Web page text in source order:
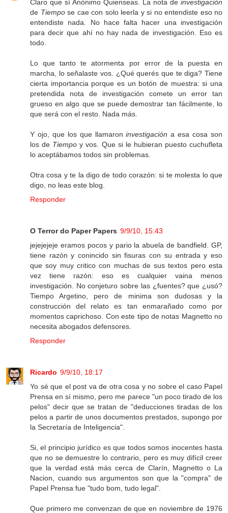
Claro que sí Anónimo Quienseas. La nota de investigación
de Tiempose cae con solo leerla y si no entendiste eso no
entendiste nada. No hace falta hacer una investigación
para decir que ahí no hay nada de investigación. Eso es
todo.
Lo que tanto te atormenta por error de la puesta en
marcha, lo señalaste vos. ¿Qué querés que te diga? Tiene
cierta importancia porque es un botón de muestra: si una
pretendida nota de investigación comete un error tan
grueso en algo que se puede demostrar tan fácilmente, lo
que será con el resto. Nada más.
Y ojo, que los que llamaroninvestigación a esa cosa son
los de Tiempo y vos. Que si le hubieran puesto cuchufleta
lo aceptábamos todos sin problemas.
Otra cosa y te la digo de todo corazón: si te molesta lo que
digo, no leas este blog.
Responder
O Terror do Paper Papers 9/9/10, 15:43
jejejejeje eramos pocos y pario la abuela de bandfield. GP,
tiene razón y conincido sin fisuras con su entrada y eso
que soy muy critico con muchas de sus textos pero esta
vez tiene razón: eso es cualquier vaina menos
investigación. No conjeturo sobre las ¿fuentes? que ¿usó?
Tiempo Argetino, pero de minima son dudosas y la
construcción del relato es tan enmarañado como por
momentos caprichoso. Con este tipo de notas Magnetto no
necesita abogados defensores.
Responder
Ricardo 9/9/10, 18:17
Yo sé que el post va de otra cosa y no sobre el caso Papel
Prensa en sí mismo, pero me parece "un poco tirado de los
pelos" decir que se tratan de "deducciones tiradas de los
pelos a partir de unos documentos prestados, supongo por
la Secretaría de Inteligencia".
Si, el principio jurídico es que todos somos inocentes hasta
que no se demuestre lo contrario, pero es muy difícil creer
que la verdad está más cerca de Clarín, Magnetto o La
Nacion, cuando sus argumentos son que la "compra" de
Papel Prensa fue "tudo bom, tudo legal".
Que primero me convenzan de que en noviembre de 1976